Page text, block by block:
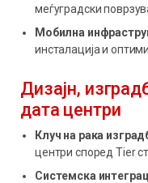
меѓуградски
Мобилна
инсталација и
Дизајн,
дата центри
Клуч на рака
центри според Tier
Системска